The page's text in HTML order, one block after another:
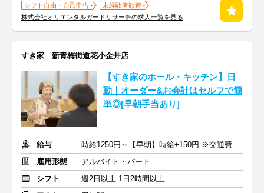
シフト自由・自己申告
未経験者歓迎
株式会社オリエンタルガードリサーチの求人一覧を見る
すき家 新青梅街道花小金井店
【すき家のホール・キッチン】日
勤｜オーダー&お会計はセルフで簡
単◎[早朝手当あり]
給与
時給1250円～【早朝】時給+150円 ※交通費支給
雇用形態
アルバイト・パート
シフト
週2日以上 1日2時間以上